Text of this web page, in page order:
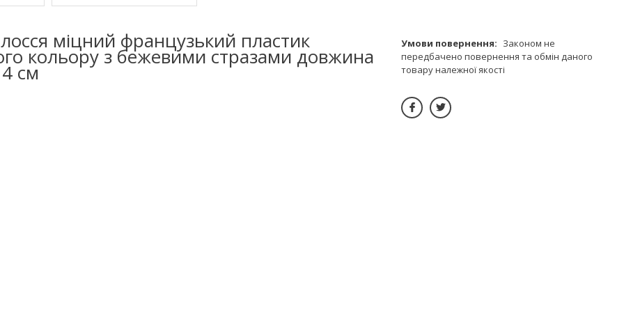
міцний французький пластик
кольору з бежевими стразами довжина
см
Законом не
передбачено повернення та обмін даного
товару належної якості